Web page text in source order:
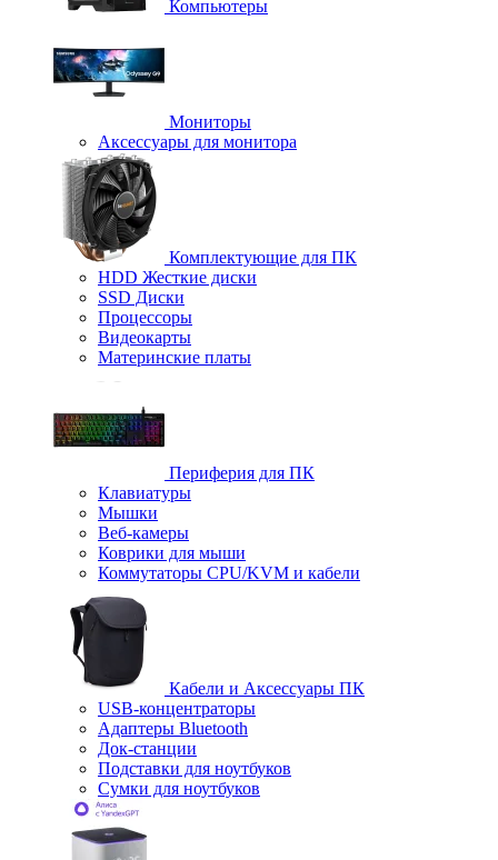
Компьютеры
Мониторы
Аксессуары для монитора
Комплектующие для ПК
HDD Жесткие диски
SSD Диски
Процессоры
Видеокарты
Материнские платы
Периферия для ПК
Клавиатуры
Мышки
Веб-камеры
Коврики для мыши
Коммутаторы CPU/KVM и кабели
Кабели и Аксессуары ПК
USB-концентраторы
Адаптеры Bluetooth
Док-станции
Подставки для ноутбуков
Сумки для ноутбуков